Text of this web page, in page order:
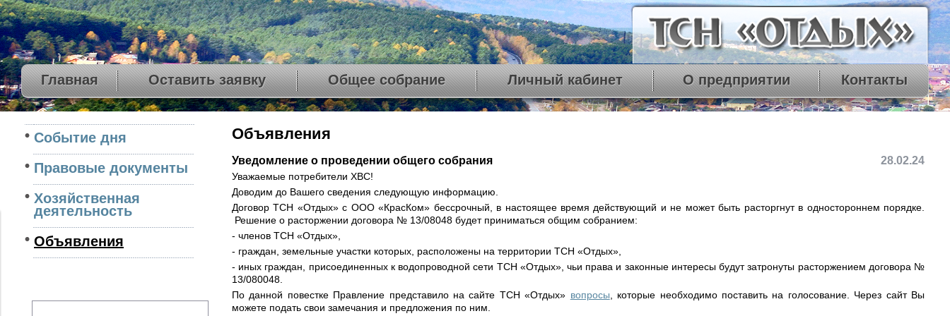
Главная Оставить заявку Общее собрание Личный кабинет О предприятии Контакты
Событие дня
Правовые документы
Хозяйственная
деятельность
Объявления
Объявления
28.02.24
Уведомление о проведении общего собрания
Уважаемые потребители ХВС!
Доводим до Вашего сведения следующую информацию.
Договор ТСН «Отдых» с ООО «КрасКом» бессрочный, в настоящее время действующий и не может быть расторгнут в одностороннем порядке.
Решение о расторжении договора № 13/08048 будет приниматься общим собранием:
- членов ТСН «Отдых»,
- граждан, земельные участки которых, расположены на территории ТСН «Отдых»,
- иных граждан, присоединенных к водопроводной сети ТСН «Отдых», чьи права и законные интересы будут затронуты расторжением договора №
13/080048.
По данной повестке Правление представило на сайте ТСН «Отдых» вопросы , которые необходимо поставить на голосование. Через сайт Вы
можете подать свои замечания и предложения по ним.